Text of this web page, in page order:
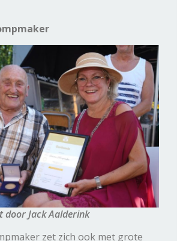
door Jack Aalderink
zet zich ook met grote